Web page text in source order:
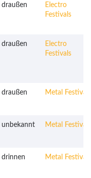
draußen
Electro
Festivals
draußen
Electro
Festivals
draußen Metal Festivals
unbekannt Metal Festivals
drinnen Metal Festivals